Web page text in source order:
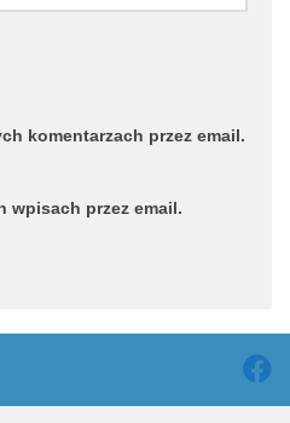
komentarzach przez email.
wpisach przez email.